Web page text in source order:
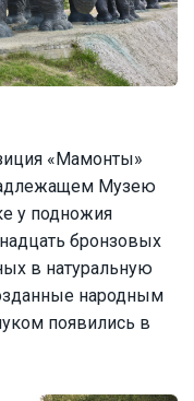
«Мамонты»
Музею
у подножия
бронзовых
в натуральную
народным
появились в